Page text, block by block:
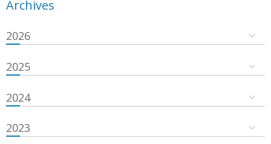
Archives
2026
2025
2024
2023